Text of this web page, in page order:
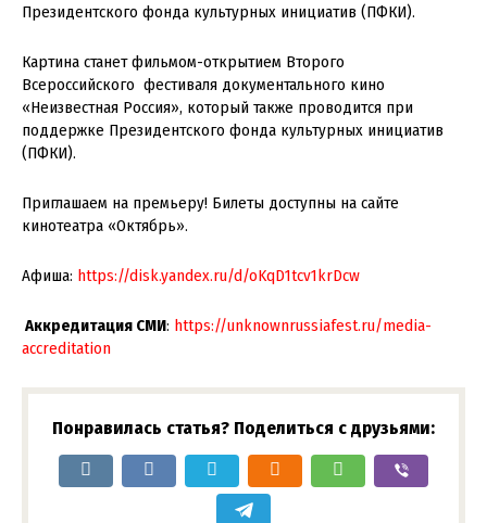
Президентского фонда культурных инициатив (ПФКИ).
Картина станет фильмом-открытием Второго
Всероссийского фестиваля документального кино
«Неизвестная Россия», который также проводится при
поддержке Президентского фонда культурных инициатив
(ПФКИ).
Приглашаем на премьеру! Билеты доступны на сайте
кинотеатра «Октябрь».
Афиша: https://disk.yandex.ru/d/oKqD1tcv1krDcw
Аккредитация СМИ: https://unknownrussiafest.ru/media-
accreditation
Понравилась статья? Поделиться с друзьями: